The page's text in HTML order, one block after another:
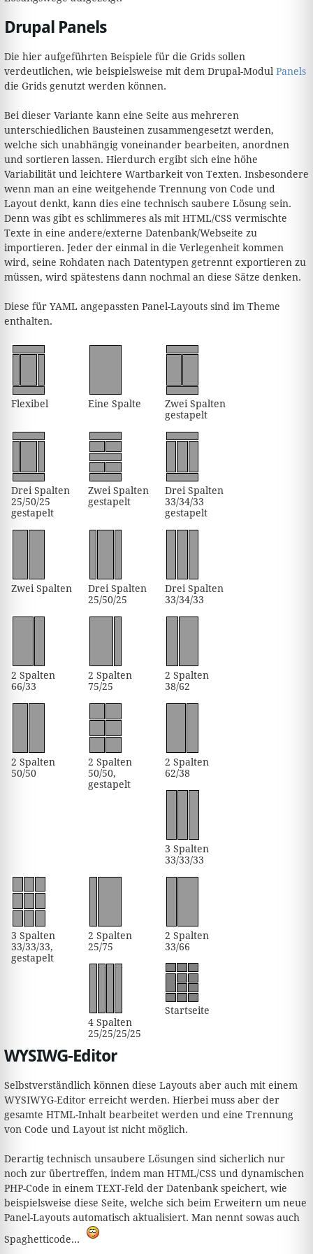
Drupal Panels
Die hier aufgeführten Beispiele für die Grids sollen
verdeutlichen, wie beispielsweise mit dem Drupal-Modul Panels
die Grids genutzt werden können.
Bei dieser Variante kann eine Seite aus mehreren
unterschiedlichen Bausteinen zusammengesetzt werden,
welche sich unabhängig voneinander bearbeiten, anordnen
und sortieren lassen. Hierdurch ergibt sich eine höhe
Variabilität und leichtere Wartbarkeit von Texten. Insbesondere
wenn man an eine weitgehende Trennung von Code und
Layout denkt, kann dies eine technisch saubere Lösung sein.
Denn was gibt es schlimmeres als mit HTML/CSS vermischte
Texte in eine andere/externe Datenbank/Webseite zu
importieren. Jeder der einmal in die Verlegenheit kommen
wird, seine Rohdaten nach Datentypen getrennt exportieren zu
müssen, wird spätestens dann nochmal an diese Sätze denken.
Diese für YAML angepassten Panel-Layouts sind im Theme
enthalten.
Flexibel Eine Spalte
Zwei Spalten
gestapelt
Drei Spalten
25/50/25
gestapelt
Zwei Spalten
gestapelt
Drei Spalten
33/34/33
gestapelt
Zwei Spalten
Drei Spalten
25/50/25
Drei Spalten
33/34/33
2 Spalten
66/33
2 Spalten
75/25
2 Spalten
38/62
2 Spalten
50/50
2 Spalten
50/50,
gestapelt
2 Spalten
62/38
3 Spalten
33/33/33
3 Spalten
33/33/33,
gestapelt
2 Spalten
25/75
2 Spalten
33/66
4 Spalten
25/25/25/25
Startseite
WYSIWG-Editor
Selbstverständlich können diese Layouts aber auch mit einem
WYSIWYG-Editor erreicht werden. Hierbei muss aber der
gesamte HTML-Inhalt bearbeitet werden und eine Trennung
von Code und Layout ist nicht möglich.
Derartig technisch unsaubere Lösungen sind sicherlich nur
noch zur übertreffen, indem man HTML/CSS und dynamischen
PHP-Code in einem TEXT-Feld der Datenbank speichert, wie
beispielsweise diese Seite, welche sich beim Erweitern um neue
Panel-Layouts automatisch aktualisiert. Man nennt sowas auch
Spaghetticode...